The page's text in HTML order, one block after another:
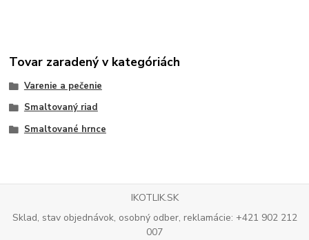
Tovar zaradený v kategóriách
Varenie a pečenie
Smaltovaný riad
Smaltované hrnce
IKOTLIK.SK
Sklad, stav objednávok, osobný odber, reklamácie: +421 902 212
007